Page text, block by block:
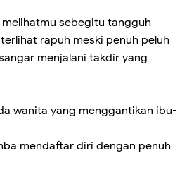
sebegitu tangguh
rapuh meski penuh peluh
menjalani takdir yang
wanita yang menggantikan ibu-
mendaftar diri dengan penuh